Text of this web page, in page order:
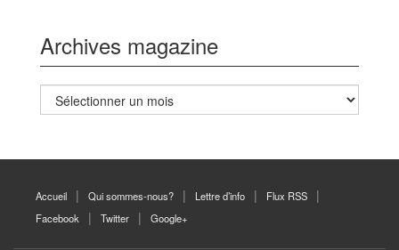
Archives magazine
Archives
magazine
Accueil Qui sommes-nous? Lettre d’info
Flux RSS
Facebook
Twitter Google+